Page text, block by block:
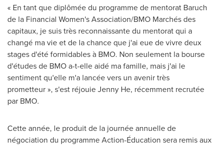
« En tant que diplômée du programme de mentorat Baruch
de la Financial Women's Association/BMO Marchés des
capitaux, je suis très reconnaissante du mentorat qui a
changé ma vie et de la chance que j'ai eue de vivre deux
stages d'été formidables à BMO. Non seulement la bourse
d'études de BMO a-t-elle aidé ma famille, mais j'ai le
sentiment qu'elle m'a lancée vers un avenir très
prometteur », s'est réjouie Jenny He, récemment recrutée
par BMO.
Cette année, le produit de la journée annuelle de
négociation du programme Action-Éducation sera remis aux